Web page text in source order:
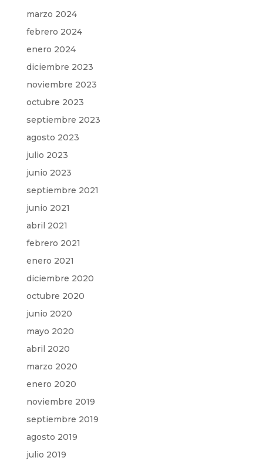
marzo 2024
febrero 2024
enero 2024
diciembre 2023
noviembre 2023
octubre 2023
septiembre 2023
agosto 2023
julio 2023
junio 2023
septiembre 2021
junio 2021
abril 2021
febrero 2021
enero 2021
diciembre 2020
octubre 2020
junio 2020
mayo 2020
abril 2020
marzo 2020
enero 2020
noviembre 2019
septiembre 2019
agosto 2019
julio 2019